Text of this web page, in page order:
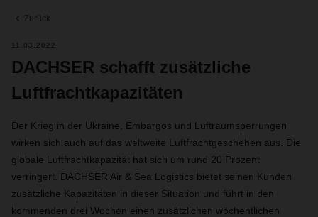
Zurück
11.03.2022
DACHSER schafft zusätzliche
Luftfrachtkapazitäten
Der Krieg in der Ukraine, Embargos und Luftraumsperrungen
wirken sich auch auf das weltweite Luftfrachtgeschehen aus. Die
globale Luftfrachtkapazität hat sich um rund 20 Prozent
verringert. DACHSER Air & Sea Logistics bietet seinen Kunden
zusätzliche Kapazitäten in dieser Situation und führt in den
kommenden drei Wochen einen zusätzlichen wöchentlichen